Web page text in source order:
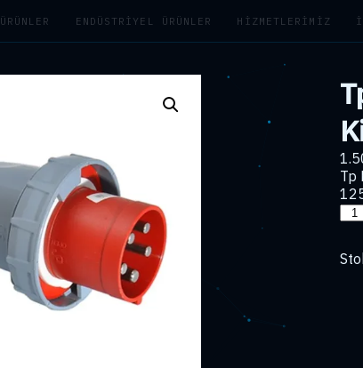
ÜRÜNLER ENDÜSTRIYEL ÜRÜNLER HIZMETLERIMIZ
Tp
Tp